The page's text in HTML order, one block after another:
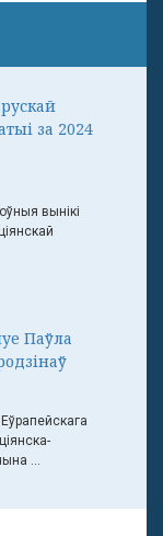
за 2024
вынікі
Паўла
...